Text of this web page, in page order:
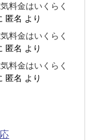
料金はいくらく
匿名 より
料金はいくらく
匿名 より
料金はいくらく
匿名 より